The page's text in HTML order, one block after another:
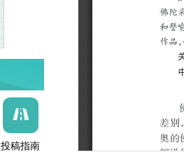
投稿指南